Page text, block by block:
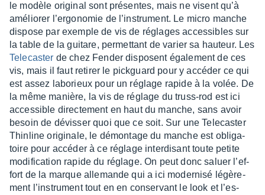
le modèle origi­nal sont présentes, mais ne visent qu’à
amélio­rer l’er­go­no­mie de l’ins­tru­ment. Le micro manche
dispose par exemple de vis de réglages acces­sibles sur
la table de la guitare, permet­tant de varier sa hauteur. Les
Tele­cas­ter de chez Fender disposent égale­ment de ces
vis, mais il faut reti­rer le pick­guard pour y accé­der ce qui
est assez labo­rieux pour un réglage rapide à la volée. De
la même manière, la vis de réglage du truss-rod est ici
acces­sible direc­te­ment en haut du manche, sans avoir
besoin de dévis­ser quoi que ce soit. Sur une Tele­cas­ter
Thin­line origi­nale, le démon­tage du manche est obli­ga­
toire pour accé­der à ce réglage inter­di­sant toute petite
modi­fi­ca­tion rapide du réglage. On peut donc saluer l’ef­
fort de la marque alle­mande qui a ici moder­nisé légè­re­
ment l’ins­tru­ment tout en en conser­vant le look et l’es­